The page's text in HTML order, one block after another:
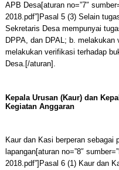
APB Desa[aturan no=”7″
2018.pdf”]Pasal 5 (3) Selain
Sekretaris Desa mempunyai
DPPA, dan DPAL; b.
melakukan verifikasi terhadap
Desa.[/aturan].
Kepala Urusan (Kaur) dan
Kegiatan Anggaran
Kaur dan Kasi berperan sebagai
lapangan[aturan no=”8″
2018.pdf”]Pasal 6 (1) Kaur dan